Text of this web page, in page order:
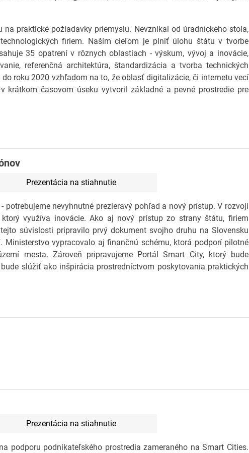
praktické požiadavky priemyslu. Nevznikal od úradníckeho stola,
firiem. Naším cieľom je plniť úlohu štátu v tvorbe
35 opatrení v rôznych oblastiach - výskum, vývoj a inovácie,
referenčná architektúra, štandardizácia a tvorba technických
roku 2020 vzhľadom na to, že oblasť digitalizácie, či internetu vecí
krátkom časovom úseku vytvoril základné a pevné prostredie pre
Prezentácia na stiahnutie
nevyhnutné prezieravý pohľad a nový prístup. V rozvoji
využíva inovácie. Ako aj nový prístup zo strany štátu, firiem
súvislosti pripravilo prvý dokument svojho druhu na Slovensku
Ministerstvo vypracovalo aj finančnú schému, ktorá podporí pilotné
mesta. Zároveň pripravujeme Portál Smart City, ktorý bude
slúžiť ako inšpirácia prostredníctvom poskytovania praktických
Prezentácia na stiahnutie
podporu podnikateľského prostredia zameraného na Smart Cities.